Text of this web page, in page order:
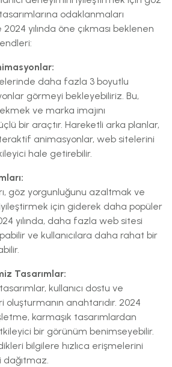
odaklanmaları
yılında öne çıkması beklenen
daha fazla 3 boyutlu
görmeyi bekleyebiliriz. Bu,
ve marka imajını
bir araçtır. Hareketli arka planlar,
animasyonlar, web sitelerini
hale getirebilir.
göz yorgunluğunu azaltmak ve
iyileştirmek için giderek daha popüler
yılında, daha fazla web sitesi
ve kullanıcılara daha rahat bir
Tasarımlar:
kullanıcı dostu ve
anahtarıdır. 2024
karmaşık tasarımlardan
bir görünüm benimseyebilir.
bilgilere hızlıca erişmelerini